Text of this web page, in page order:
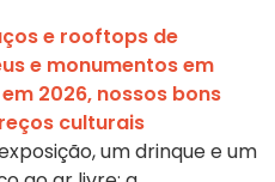
e rooftops de
e monumentos em
2026, nossos bons
culturais
um drinque e um